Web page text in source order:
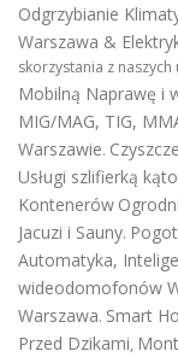
Odgrzybianie
Warszawa &
skorzystania z
Mobilną Naprawę i
MIG/MAG, TIG,
Warszawie.
Usługi szlifierką
Kontenerów
Jacuzi i Sauny.
Automatyka,
wideodomofonów
Warszawa. Smart
Przed Dzikami,